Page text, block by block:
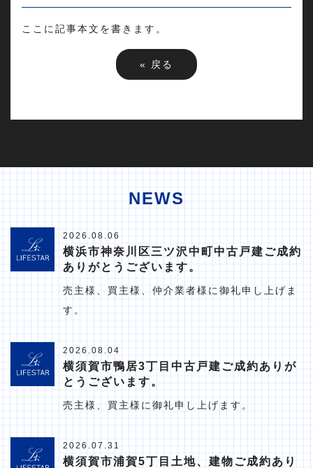
ここに記事本文を書きます。
« 戻る
NEWS
2026.08.06
横浜市神奈川区三ツ沢中町中古戸建ご成約
ありがとうございます。
売主様、買主様、仲介業者様に御礼申し上げま
す。
2026.08.04
横須賀市鴨居3丁目中古戸建ご成約ありが
とうございます。
売主様、買主様に御礼申し上げます。
2026.07.31
横須賀市浦賀5丁目土地、建物ご成約あり